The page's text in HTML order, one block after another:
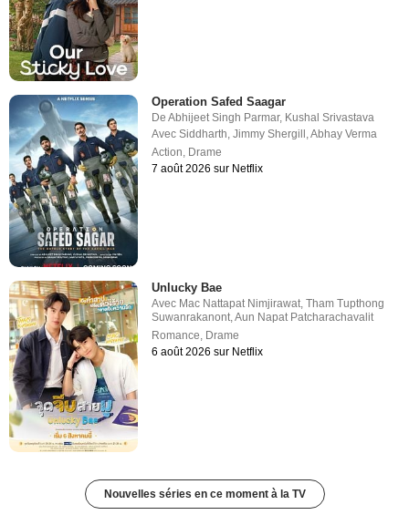
Operation Safed Saagar
DeAbhijeet Singh Parmar, Kushal Srivastava
AvecSiddharth,Jimmy Shergill ,Abhay Verma
Action, Drame
7 août 2026 sur Netflix
Unlucky Bae
Avec Mac Nattapat Nimjirawat ,Tham Tupthong
Suwanrakanont ,Aun Napat Patcharachavalit
Romance Drame
6 août 2026 sur Netflix
Nouvelles séries en ce moment à la TV